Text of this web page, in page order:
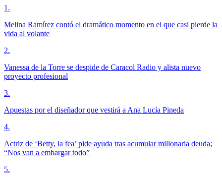
1 .
Melina Ramírez contó el dramático momento en el que casi pierde la
vida al volante
2.
Vanessa de la Torre se despide de Caracol Radio y alista nuevo
proyecto profesional
3.
Apuestas por el diseñador que vestirá a Ana Lucía Pineda
4.
Actriz de ‘Betty, la fea’ pide ayuda tras acumular millonaria deuda;
“Nos van a embargar todo”
5.